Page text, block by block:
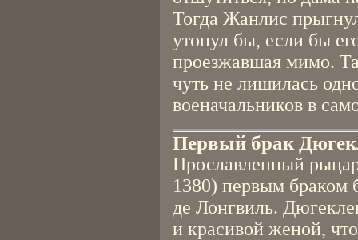
Тогда Жанлис
утонул бы, если бы
проезжавшая мимо.
чуть не лишилась
военачальников в
Первый брак
Прославленный
1380) первым браком
де Лонгвиль.
и красивой женой,